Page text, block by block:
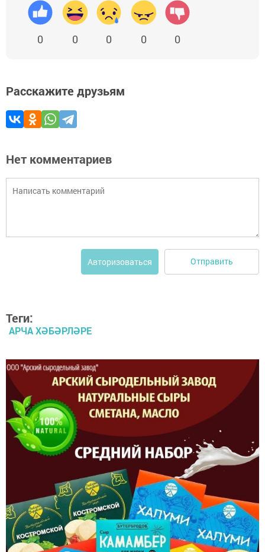
0 0 0 0 0
Расскажите друзьям
Нет комментариев
Авторизоваться Отправить
Теги:
АРЧА ХӘБӘРЛӘРЕ